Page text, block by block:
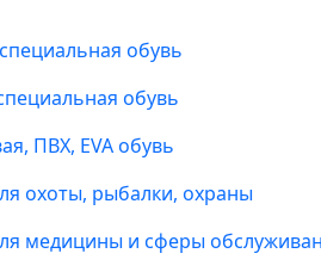
обувь
обувь
ПВХ, EVA обувь
охоты, рыбалки, охраны
медицины и сферы